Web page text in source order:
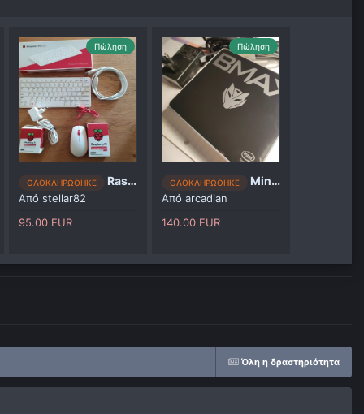
Πώληση
ΟΛΟΚΛΗΡΩΘΗΚΕ Raspberry Pi 400 + usb τροφοδοτικό + ποντίκι + καλώδιο micro hdmi-hdmi
Από stellar82
95.00 EUR
Πώληση
ΟΛΟΚΛΗΡΩΘΗΚΕ Mini PC Bmax B2 Plus
Από arcadian
140.00 EUR
Όλη η δραστηριότητα